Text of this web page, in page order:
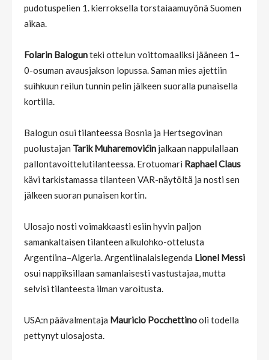
pudotuspelien 1. kierroksella torstaiaamuyönä Suomen
aikaa.
Folarin Balogunteki ottelun voittomaaliksi jääneen 1–
0-osuman avausjakson lopussa. Saman mies ajettiin
suihkuun reilun tunnin pelin jälkeen suoralla punaisella
kortilla.
Balogun osui tilanteessa Bosnia ja Hertsegovinan
puolustajan Tarik Muharemovićin jalkaan nappulallaan
pallontavoittelutilanteessa. Erotuomari Raphael Claus
kävi tarkistamassa tilanteen VAR-näytöltä ja nosti sen
jälkeen suoran punaisen kortin.
Ulosajo nosti voimakkaasti esiin hyvin paljon
samankaltaisen tilanteen alkulohko-ottelusta
Argentiina–Algeria. Argentiinalaislegenda Lionel Messi
osui nappiksillaan samanlaisesti vastustajaa, mutta
selvisi tilanteesta ilman varoitusta.
USA:n päävalmentaja Mauricio Pocchettinooli todella
pettynyt ulosajosta.